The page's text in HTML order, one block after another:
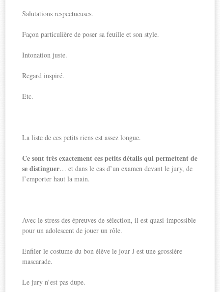
Salutations respectueuses.
Façon particulière de poser sa feuille et son style.
Intonation juste.
Regard inspiré.
Etc.
La liste de ces petits riens est assez longue.
Ce sont très exactement ces petits détails qui permettent de
se distinguer… et dans le cas d’un examen devant le jury, de
l’emporter haut la main.
Avec le stress des épreuves de sélection, il est quasi-impossible
pour un adolescent de jouer un rôle.
Enfiler le costume du bon élève le jour J est une grossière
mascarade.
Le jury n’est pas dupe.